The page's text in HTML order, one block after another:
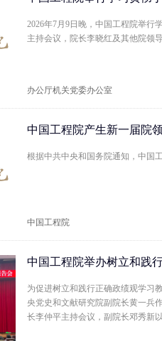
2026年7月9日晚，中国工程院举行
主持会议，院长李晓红及其他院领
办公厅机关党委办公室
中国工程院产生新一届院
根据中共中央和国务院通知，中国
中国工程院
中国工程院举办树立和践
为促进树立和践行正确政绩观学习
央党史和文献研究院副院长黄一兵
长李仲平主持会议，副院长邓秀新